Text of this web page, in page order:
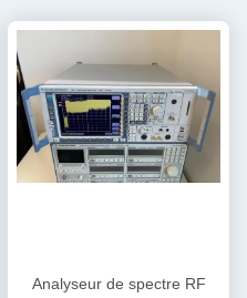
Analyseur de spectre RF